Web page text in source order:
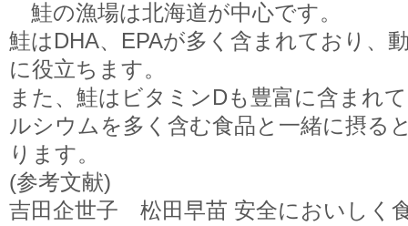
鮭の漁場は北海道が中心です。
鮭はDHA、EPAが多く含まれており、
に役立ちます。
また、鮭はビタミンDも豊富に含まれ
ルシウムを多く含む食品と一緒に摂る
ります。
(参考文献)
吉田企世子 松田早苗 安全においしく